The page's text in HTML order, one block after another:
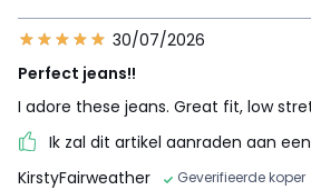
30/07/2026
Perfect jeans!!
I adore these jeans. Great fit, low
Ik zal dit artikel aanraden aan
KirstyFairweather
Geverifieerde koper